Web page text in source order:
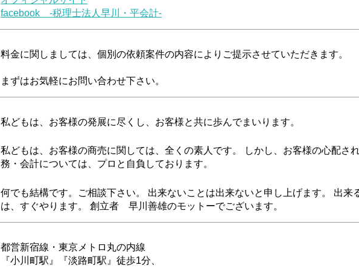
facebook -税理士法人早川・平会計-
料金に関しましては、個別の依頼案件の内容によりご提示させていただきます。
まずはお気軽にお問い合わせ下さい。
私どもは、お客様の発展に尽くし、お客様と共に歩んでまいります。
私どもは、お客様の商売に関しては、全くの素人です。 しかし、お客様の心配さ
務・会計については、プロと自負しております。
何でも結構です。ご相談下さい。 出来ないことは出来ないと申し上げます。 出来
は、すぐやります。 創立者 早川善雄のモットーでございます。
都営新宿線・東京メトロ丸の内線
『小川町駅』『淡路町駅』徒歩1分、